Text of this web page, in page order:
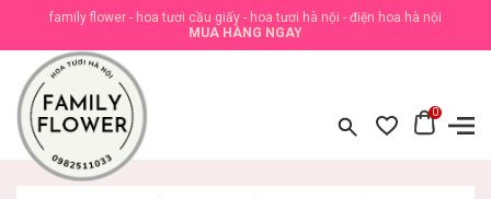
family flower - hoa tươi cầu giấy - hoa tươi hà nội - điện hoa hà nội
MUA HÀNG NGAY
0